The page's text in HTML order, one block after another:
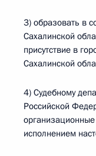
3) образовать в
Сахалинской
присутствие в
Сахалинской
4) Судебному
Российской
исполнением